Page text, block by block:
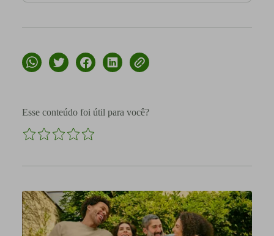
Esse conteúdo foi útil para você?